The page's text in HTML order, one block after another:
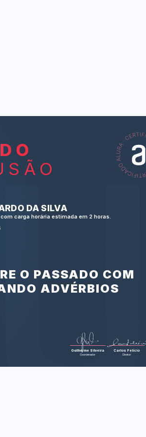
DA SILVA
carga horária estimada em 2 horas.
O PASSADO COM
ADVÉRBIOS
Guilherme Silveira
Coordenador
Carlos Felício
Diretor
LAS